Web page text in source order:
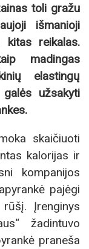
toli gražu
išmanioji
kitas reikalas.
madingas
elastingų
užsakyti
skaičiuoti
kalorijas ir
kompanijos
pajėgi
Įrenginys
žadintuvo
praneša